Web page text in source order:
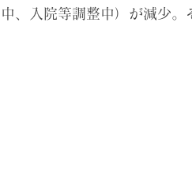
、入院等調整中）が減少。